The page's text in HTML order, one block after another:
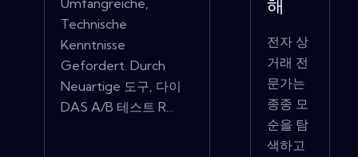
Umfangreiche,
Technische
Kenntnisse
Gefordert. Durch
Neuartige 도구, 다이
DAS A/B 테스트 R...
해
전자 상
거래 전
문가는
종종 모
순을 탐
색하고